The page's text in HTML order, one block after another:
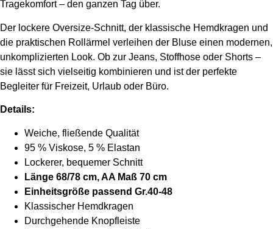
Tragekomfort – den ganzen Tag über.
Der lockere Oversize-Schnitt, der klassische Hemdkragen und
die praktischen Rollärmel verleihen der Bluse einen modernen,
unkomplizierten Look. Ob zur Jeans, Stoffhose oder Shorts –
sie lässt sich vielseitig kombinieren und ist der perfekte
Begleiter für Freizeit, Urlaub oder Büro.
Details:
Weiche, fließende Qualität
95 % Viskose, 5 % Elastan
Lockerer, bequemer Schnitt
Länge 68/78 cm, AA Maß 70 cm
Einheitsgröße passend Gr.40-48
Klassischer Hemdkragen
Durchgehende Knopfleiste